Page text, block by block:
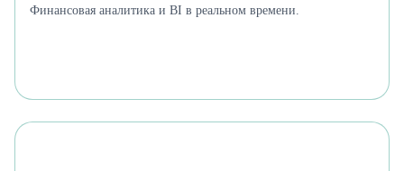
Финансовая аналитика и BI в реальном времени.